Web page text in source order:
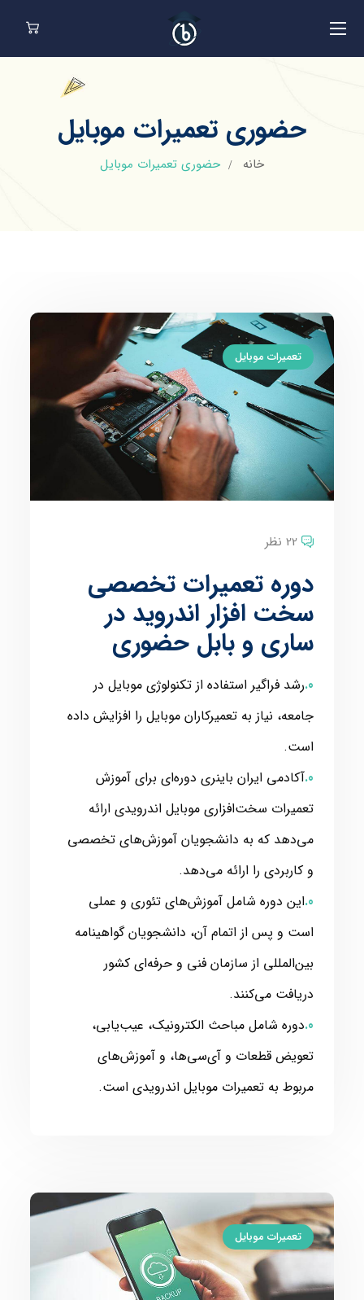
حضوری تعمیرات موبایل
خانه حضوری تعمیرات موبایل
تعمیرات موبایل
22 نظر
دوره تعمیرات تخصصی
سخت افزار اندروید در
ساری و بابل حضوری
رشد فراگیر استفاده از تکنولوژی موبایل در
جامعه، نیاز به تعمیرکاران موبایل را افزایش داده
است.
آکادمی ایران باینری دوره‌ای برای آموزش
تعمیرات سخت‌افزاری موبایل اندرویدی ارائه
می‌دهد که به دانشجویان آموزش‌های تخصصی
و کاربردی را ارائه می‌دهد.
این دوره شامل آموزش‌های تئوری و عملی
است و پس از اتمام آن، دانشجویان گواهینامه
بین‌المللی از سازمان فنی و حرفه‌ای کشور
دریافت می‌کنند.
دوره شامل مباحث الکترونیک، عیب‌یابی،
تعویض قطعات و آی‌سی‌ها، و آموزش‌های
مربوط به تعمیرات موبایل اندرویدی است.
تعمیرات موبایل